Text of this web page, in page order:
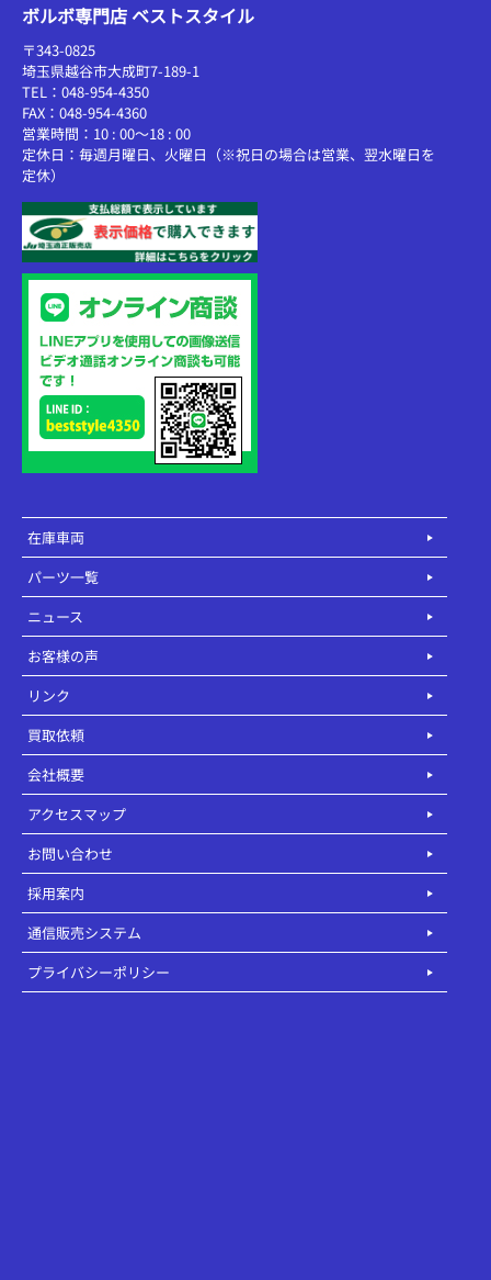
ボルボ専門店 ベストスタイル
〒343-0825
埼玉県越谷市大成町7-189-1
TEL：048-954-4350
FAX：048-954-4360
営業時間：10 : 00～18 : 00
定休日：毎週月曜日、火曜日（※祝日の場合は営業、翌水曜日を
定休）
在庫車両
パーツ一覧
ニュース
お客様の声
リンク
買取依頼
会社概要
アクセスマップ
お問い合わせ
採用案内
通信販売システム
プライバシーポリシー